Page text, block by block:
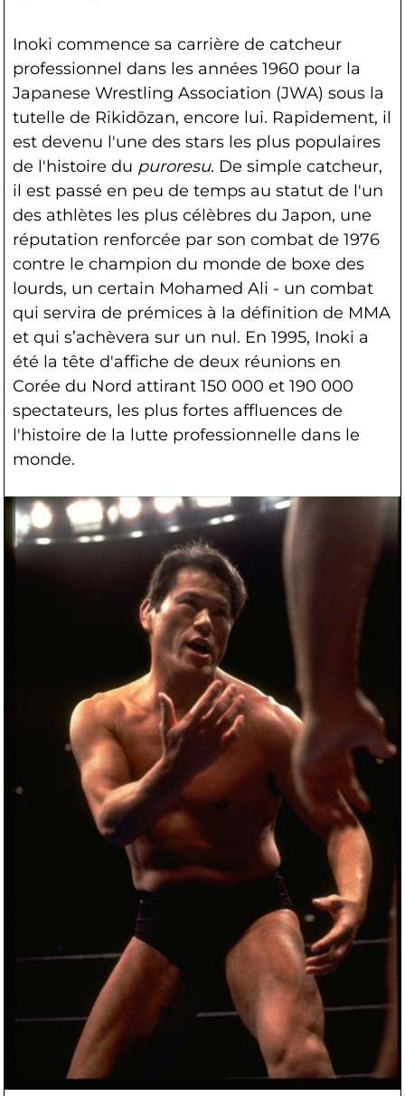
Inoki commence sa carrière de catcheur
professionnel dans les années 1960 pour la
Japanese Wrestling Association (JWA) sous la
tutelle de Rikidōzan, encore lui. Rapidement, il
est devenu l'une des stars les plus populaires
de l'histoire du puroresu. De simple catcheur,
il est passé en peu de temps au statut de l'un
des athlètes les plus célèbres du Japon, une
réputation renforcée par son combat de 1976
contre le champion du monde de boxe des
lourds, un certain Mohamed Ali - un combat
qui servira de prémices à la définition de MMA
et qui s’achèvera sur un nul. En 1995, Inoki a
été la tête d'affiche de deux réunions en
Corée du Nord attirant 150 000 et 190 000
spectateurs, les plus fortes affluences de
l'histoire de la lutte professionnelle dans le
monde.